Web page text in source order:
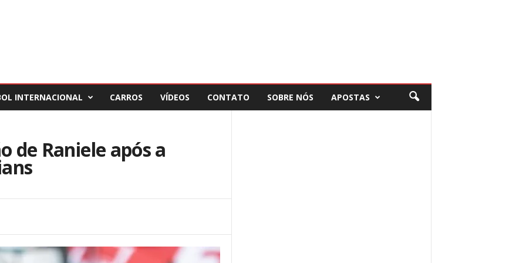
INTERNACIONAL CARROS VÍDEOS CONTATO SOBRE NÓS APOSTAS
de Raniele após a